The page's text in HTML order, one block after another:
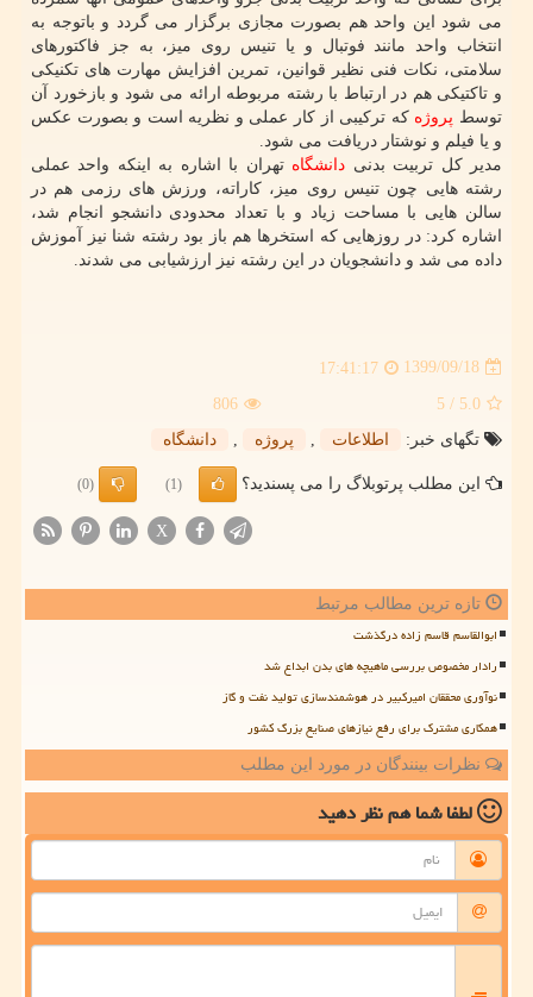
می شود این واحد هم بصورت مجازی برگزار می گردد و باتوجه به
انتخاب واحد مانند فوتبال و یا تنیس روی میز، به جز فاکتورهای
سلامتی، نکات فنی نظیر قوانین، تمرین افزایش مهارت های تکنیکی
و تاکتیکی هم در ارتباط با رشته مربوطه ارائه می شود و بازخورد آن
توسط پروژه که ترکیبی از کار عملی و نظریه است و بصورت عکس
و یا فیلم و نوشتار دریافت می شود.
مدیر کل تربیت بدنی دانشگاه تهران با اشاره به اینکه واحد عملی
رشته هایی چون تنیس روی میز، کاراته، ورزش های رزمی هم در
سالن هایی با مساحت زیاد و با تعداد محدودی دانشجو انجام شد،
اشاره کرد: در روزهایی که استخرها هم باز بود رشته شنا نیز آموزش
داده می شد و دانشجویان در این رشته نیز ارزشیابی می شدند.
1399/09/18
17:41:17
5.0
/ 5
806
تگهای خبر:
اطلاعات پروژه دانشگاه
این مطلب پرتوبلاگ را می پسندید؟ (1)
(0)
X
تازه ترین مطالب مرتبط
ابوالقاسم قاسم زاده درگذشت
رادار مخصوص بررسی ماهیچه های بدن ابداع شد
نوآوری محققان امیرکبیر در هوشمندسازی تولید نفت و گاز
همکاری مشترک برای رفع نیازهای صنایع بزرگ کشور
نظرات بینندگان در مورد این مطلب
لطفا شما همنظر دهید